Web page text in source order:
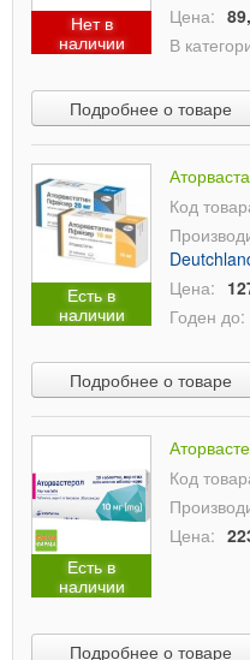
Нет в
наличии
Цена:
В
Подробнее о товаре
Есть в
наличии
Код
Цена:
Годен до:
Подробнее о товаре
Есть в
наличии
Код
Цена:
Подробнее о товаре